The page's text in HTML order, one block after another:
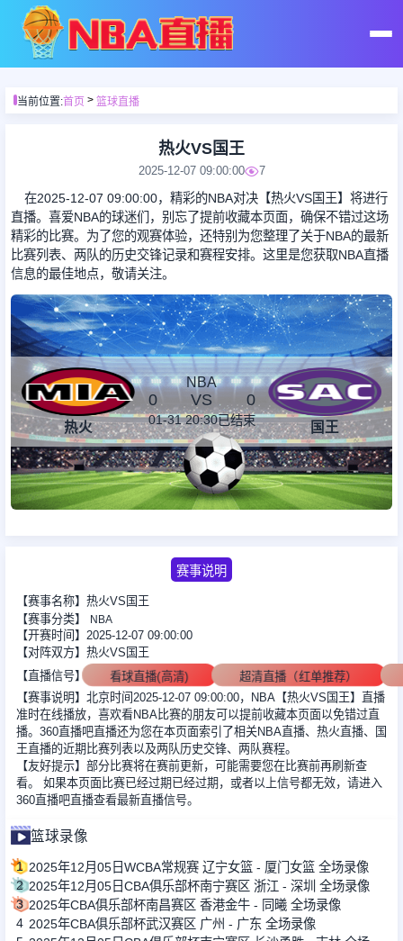
首页
篮球直播
足球录像
篮球录像
足球集锦
篮球集锦
足球新闻
篮球新闻
当前位置:首页> 篮球直播
热火VS国王
2025-12-07 09:00:00 7
在2025-12-07 09:00:00，精彩的NBA对决【热火VS国王】将进行
直播。喜爱NBA的球迷们，别忘了提前收藏本页面，确保不错过这场
精彩的比赛。为了您的观赛体验，还特别为您整理了关于NBA的最新
比赛列表、两队的历史交锋记录和赛程安排。这里是您获取NBA直播
信息的最佳地点，敬请关注。
热火
NBA
0 VS 0
01-31 20:30已结束 国王
赛事说明
【赛事名称】热火VS国王
【赛事分类】
NBA
【开赛时间】2025-12-07 09:00:00
【对阵双方】热火VS国王
【直播信号】
看球直播(高清) 超清直播（红单推荐）
【赛事说明】北京时间2025-12-07 09:00:00，NBA【热火VS国王】直播
准时在线播放，喜欢看NBA比赛的朋友可以提前收藏本页面以免错过直
播。360直播吧直播还为您在本页面索引了相关NBA直播、热火直播、国
王直播的近期比赛列表以及两队历史交锋、两队赛程。
【友好提示】部分比赛将在赛前更新，可能需要您在比赛前再刷新查
看。 如果本页面比赛已经过期已经过期，或者以上信号都无效，请进入
360直播吧直播查看最新直播信号。
篮球录像
1 2025年12月05日WCBA常规赛 辽宁女篮 - 厦门女篮 全场录像
2 2025年12月05日CBA俱乐部杯南宁赛区 浙江 - 深圳 全场录像
3 2025年CBA俱乐部杯南昌赛区 香港金牛 - 同曦 全场录像
4 2025年CBA俱乐部杯武汉赛区 广州 - 广东 全场录像